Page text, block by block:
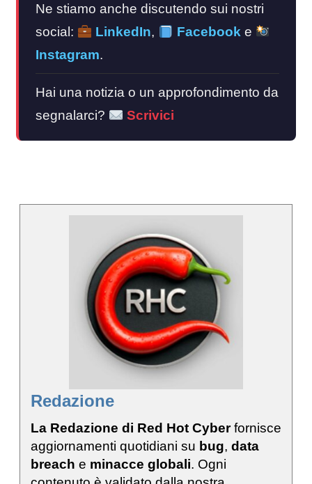
Ne stiamo anche discutendo sui nostri
social:
LinkedIn, Facebooke
Instagram.
Hai una notizia o un approfondimento da
segnalarci?
Scrivici
Redazione
La Redazione di Red Hot Cyberfornisce
aggiornamenti quotidiani su bug, data
breach e minacce globali. Ogni